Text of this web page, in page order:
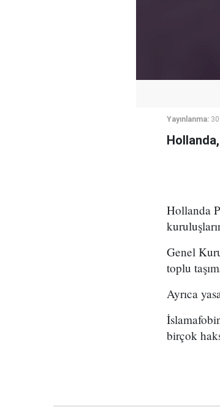
Yayınlanma:
Hollanda
Genel
toplu
Ayrıca
birçok